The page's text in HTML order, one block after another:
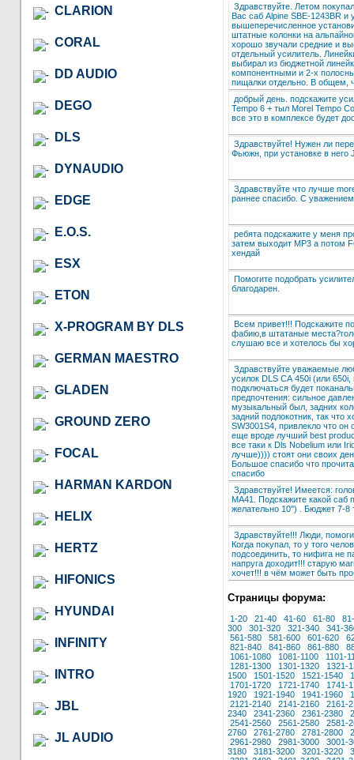
CLARION
CORAL
DD AUDIO
DEGO
DLS
DYNAUDIO
EDGE
E.O.S.
ESX
ETON
X-PROGRAM BY DLS
GERMAN MAESTRO
GLADEN
GROUND ZERO
FOCAL
HARMAN KARDON
HELIX
HERTZ
HIFONICS
HYUNDAI
INFINITY
INTRO
JBL
JL AUDIO
Здравствуйте. Летом
Вас саб Alpine SBE-1243BR и
вышеперечисленное
штатные колонки на
хорошо звучали средние и
отдельный усилитель.
выбирал из бюджетной
компонентными и 2-х
пищалки отдельно. В общем,
добрый день. подскажите
Tempo 6 + тыл Morel Tempo
все это в комплексе будет
Здравствуйте! Нужен ли
Фьюжн, при установке в него
Здравствуйте что лучше
раннее спасибо. С
ребята подскажите у меня
затем выходит MP3 а потом
хендай
Помогите подобрать
благодарен.
Всем привет!!! Подскажите
фабию,в штатаные
слушаю все и хотелось бы
Здравствуйте уважаемые
усилок DLS СА 450i (или
подключаться будет
предпочтения: сильное
музыкальный был, задних
задний подлокотник, так что
SW3001S4, привлекло что
еще вроде лучший best
все таки к Dls Nobelium или
лучше)))) стоят они своих
Большое спасибо что
спасибо
Здравствуйте! Имеется:
MA41. Подскажите какой
желательно 10") . Бюджет 7-8
Здравствуйте!!! Люди,
Когда покупал, то у того
подсоединить, то нифига не
напруга доходит!!! старую
хочет!!! в чём может быть
Страницы форума:
1-20 21-40 41-60 61-80
300
301-320 321-340
341-
561-580
581-600 601-620
821-840
841-860 861-880
1061-1080
1081-1100
1101-
1281-1300
1301-1320
1321-
1500
1501-1520 1521-1540
1701-1720
1721-1740
1741-
1920
1921-1940 1941-1960
2121-2140
2141-2160
2161-
2340
2341-2360 2361-2380
2541-2560
2561-2580
2581-
2760
2761-2780 2781-2800
2961-2980
2981-3000
3001-
3180
3181-3200 3201-3220